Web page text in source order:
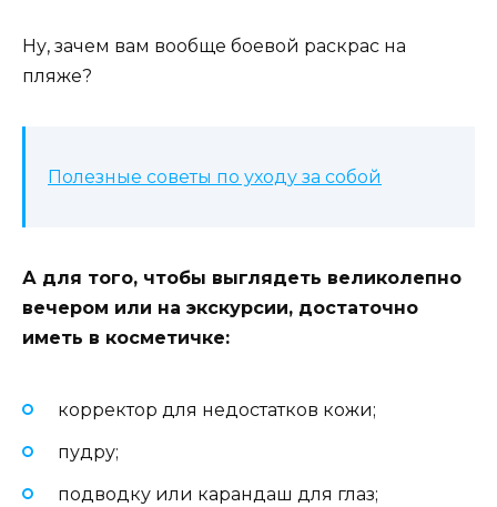
Ну, зачем вам вообще боевой раскрас на
пляже?
Полезные советы по уходу за собой
А для того, чтобы выглядеть великолепно
вечером или на экскурсии, достаточно
иметь в косметичке:
корректор для недостатков кожи;
пудру;
подводку или карандаш для глаз;